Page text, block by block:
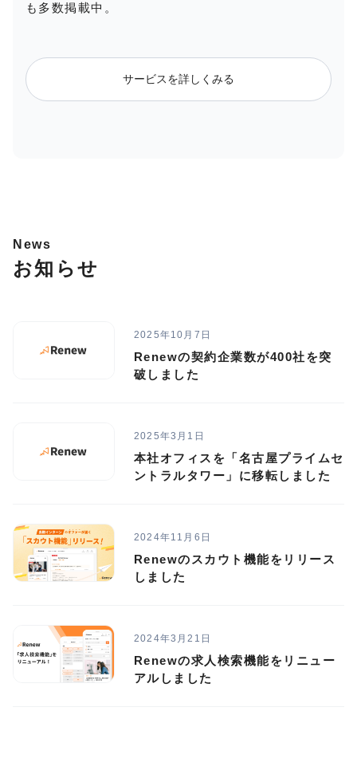
も多数掲載中。
サービスを詳しくみる
News
お知らせ
2025年10月7日
Renewの契約企業数が400社を突
破しました
2025年3月1日
本社オフィスを「名古屋プライムセ
ントラルタワー」に移転しました
2024年11月6日
Renewのスカウト機能をリリース
しました
2024年3月21日
Renewの求人検索機能をリニュー
アルしました